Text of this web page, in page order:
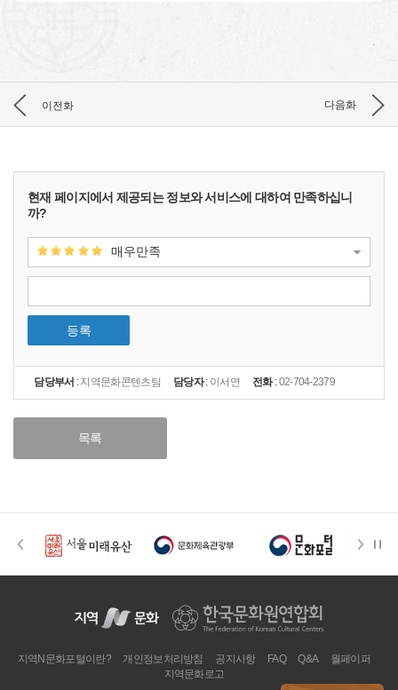
다음화
이전화
현재 페이지에서 제공되는 정보와 서비스에 대하여 만족하십니
까?
매우만족
등록
담당부서 :지역문화콘텐츠팀 담당자: 이서연 전화:02-704-2379
목록
지역N문화포털이란? 개인정보처리방침 공지사항 FAQ Q&A
월페이퍼
지역문화로고